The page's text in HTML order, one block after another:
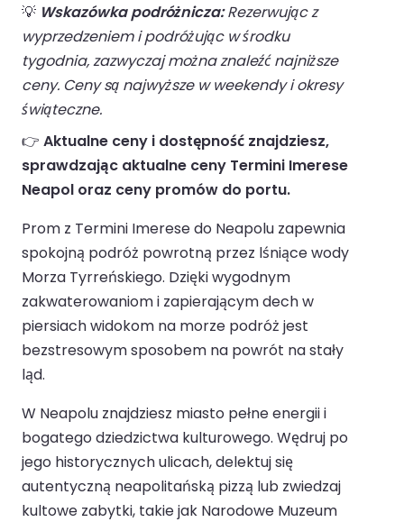
💡 Wskazówka podróżnicza:Rezerwując z
wyprzedzeniem i podróżując w środku
tygodnia, zazwyczaj można znaleźć najniższe
ceny. Ceny są najwyższe w weekendy i okresy
świąteczne.
👉 Aktualne ceny i dostępność znajdziesz,
sprawdzając aktualne ceny Termini Imerese
Neapol oraz ceny promów do portu.
Prom z Termini Imerese do Neapolu zapewnia
spokojną podróż powrotną przez lśniące wody
Morza Tyrreńskiego. Dzięki wygodnym
zakwaterowaniom i zapierającym dech w
piersiach widokom na morze podróż jest
bezstresowym sposobem na powrót na stały
ląd.
W Neapolu znajdziesz miasto pełne energii i
bogatego dziedzictwa kulturowego. Wędruj po
jego historycznych ulicach, delektuj się
autentyczną neapolitańską pizzą lub zwiedzaj
kultowe zabytki, takie jak Narodowe Muzeum